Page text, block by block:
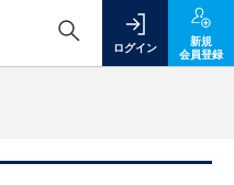
ログイン
新規
会員登録